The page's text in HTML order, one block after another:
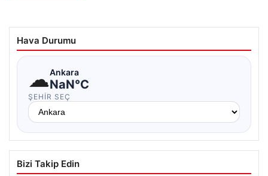
Hava Durumu
☁Ankara
NaN°C
ŞEHIR SEÇ
Bizi Takip Edin